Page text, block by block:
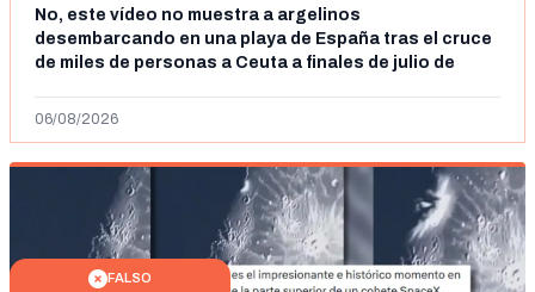
No, este vídeo no muestra a argelinos
desembarcando en una playa de España tras el cruce
de miles de personas a Ceuta a finales de julio de
06/08/2026
FALSO